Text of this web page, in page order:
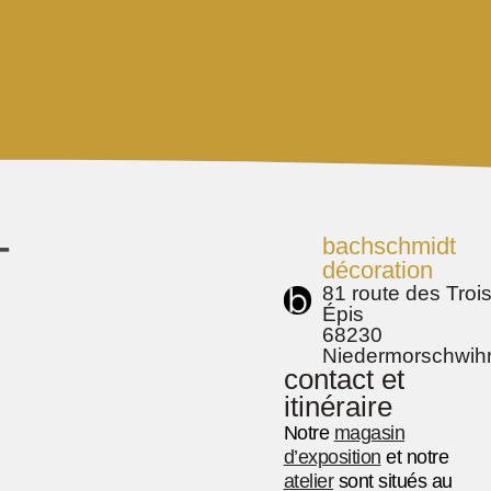
bachschmidt
décoration
81 route des
Épis
68230
contact et
itinéraire
Notre magasin
d’exposition et notre
ateliersont situés au